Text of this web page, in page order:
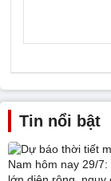
Tin nổi bật